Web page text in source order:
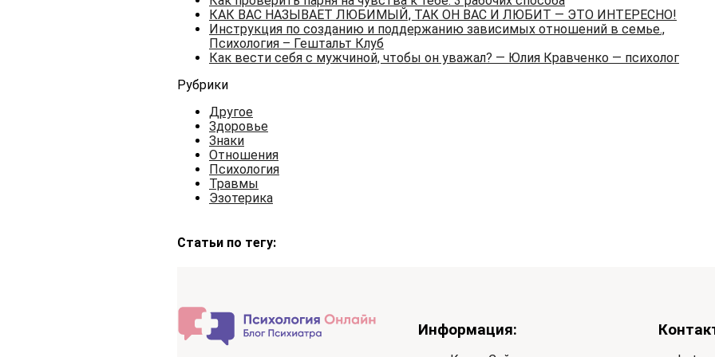
КАК ВАС НАЗЫВАЕТ ЛЮБИМЫЙ, ТАК ОН ВАС И ЛЮБИТ — ЭТО ИНТЕРЕСНО!
Инструкция по созданию и поддержанию зависимых отношений в семье.,
Психология – Гештальт Клуб
Как вести себя с мужчиной, чтобы он уважал? — Юлия Кравченко — психолог
Рубрики
Другое
Здоровье
Знаки
Отношения
Психология
Травмы
Эзотерика
Статьи по тегу:
Информация: